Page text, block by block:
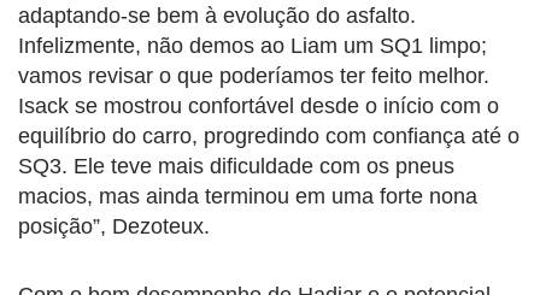
adaptando-se bem à evolução do asfalto.
Infelizmente, não demos ao Liam um SQ1 limpo;
vamos revisar o que poderíamos ter feito melhor.
Isack se mostrou confortável desde o início com o
equilíbrio do carro, progredindo com confiança até o
SQ3. Ele teve mais dificuldade com os pneus
macios, mas ainda terminou em uma forte nona
posição”, Dezoteux.